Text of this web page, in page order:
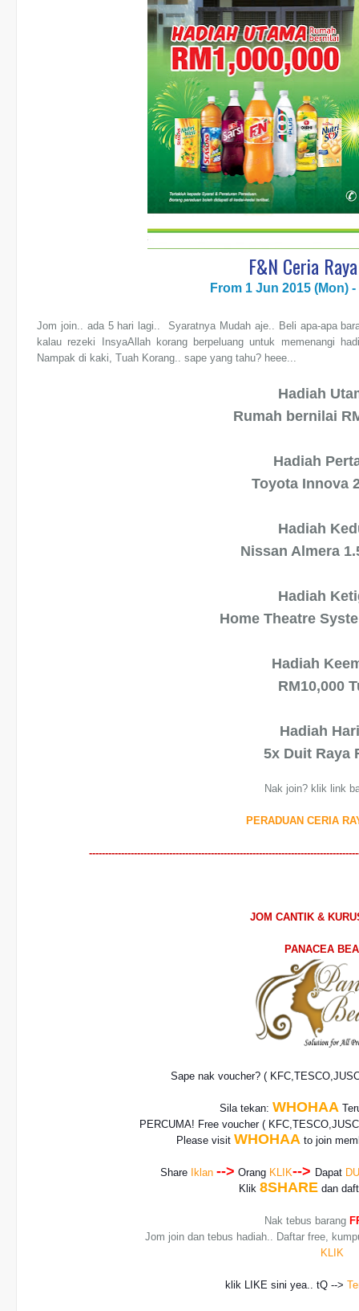
F&N Ceria
From 1 Jun 2015 (Mon)
Jom join.. ada 5 hari lagi.. Syaratnya Mudah aje.. Beli apa-apa
kalau rezeki InsyaAllah korang berpeluang untuk memenangi
Nampak di kaki, Tuah Korang.. sape yang tahu? heee...
Hadiah
Rumah bernilai
Hadiah
Toyota Innova
Hadiah
Nissan Almera
Hadiah
Home Theatre
Hadiah
RM10,000
Hadiah
5x Duit Raya
Nak join? klik link
PERADUAN CERIA
JOM CANTIK &
PANACEA
Sape nak voucher? (
Sila tekan: WHOHAA
PERCUMA! Free voucher(
Please visitWHOHAA to join
Share Iklan --> Orang KLIK--> Dapat
Klik8SHARE dan
Nak tebus barang
Jom join dan tebus hadiah.. Daftar free,
KLIK
klik LIKE sini yea.. tQ -->